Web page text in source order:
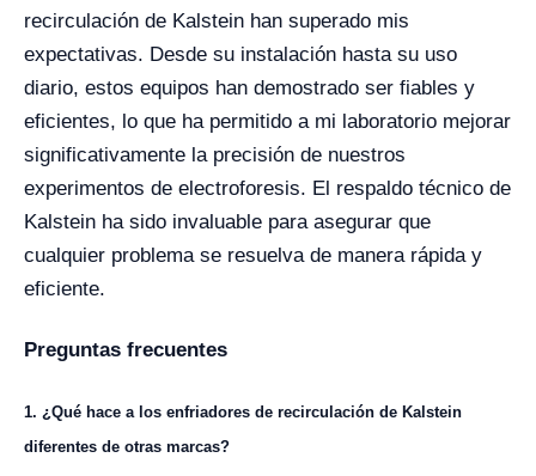
recirculación de Kalstein han superado mis
expectativas. Desde su instalación hasta su uso
diario, estos equipos han demostrado ser fiables y
eficientes, lo que ha permitido a mi laboratorio mejorar
significativamente la precisión de nuestros
experimentos de electroforesis. El respaldo técnico de
Kalstein ha sido invaluable para asegurar que
cualquier problema se resuelva de manera rápida y
eficiente.
Preguntas frecuentes
1. ¿Qué hace a los enfriadores de recirculación de Kalstein
diferentes de otras marcas?